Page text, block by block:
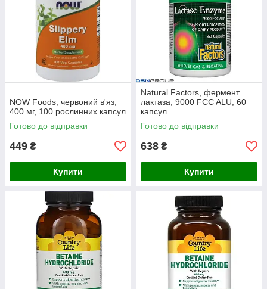
NOW Foods, червоний в'яз,
400 мг, 100 рослинних капсул
Готово до відправки
449 ₴
Купити
Natural Factors, фермент
лактаза, 9000 FCC ALU, 60
капсул
Готово до відправки
638 ₴
Купити